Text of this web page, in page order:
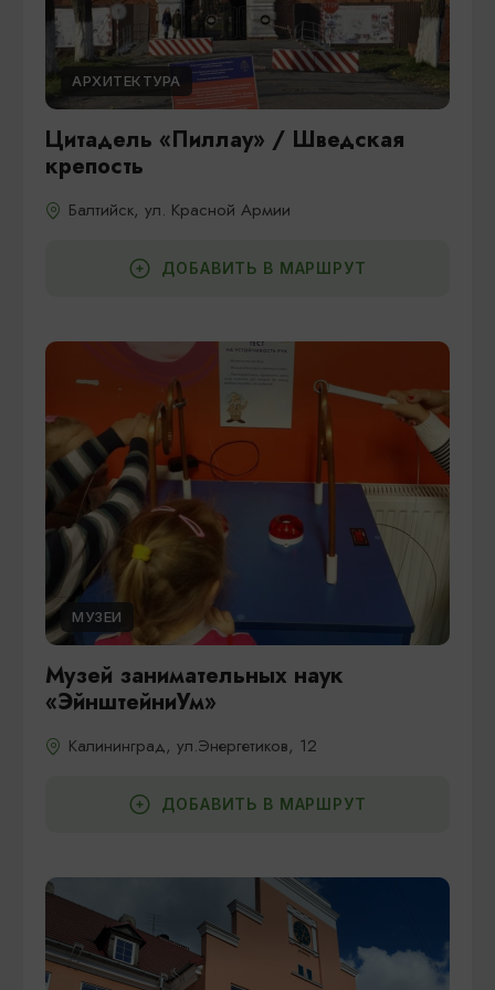
АРХИТЕКТУРА
Цитадель «Пиллау» / Шведская
крепость
Балтийск, ул. Красной Армии
ДОБАВИТЬ В МАРШРУТ
МУЗЕИ
Музей занимательных наук
«ЭйнштейниУм»
Калининград, ул.Энергетиков, 12
ДОБАВИТЬ В МАРШРУТ